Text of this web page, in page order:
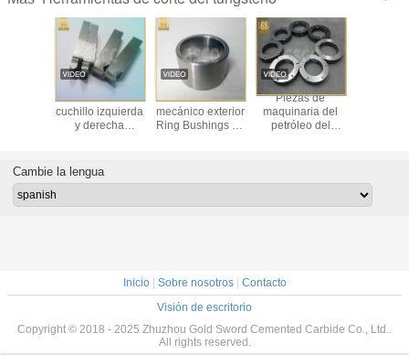
forrando
de
del cojín
grupo
Tiras de carburo
de tungsteno
izquierda centro
personalizado,
punzón
Herramientas de
corte de carburo
de tungsteno /
Herramientas de
carburo de
tungsteno pulido
Cambie la lengua
Inicio| Sobre nosotros| Contacto
Visión de escritorio
Copyright © 2018 - 2025 Zhuzhou Gold Sword Cemented Carbide Co., Ltd..
All rights reserved.